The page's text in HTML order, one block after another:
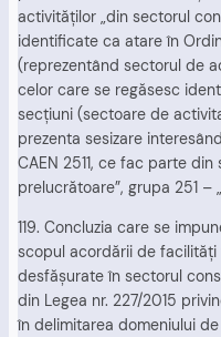
activităţilor „din sectorul
identificate ca atare în
(reprezentând sectorul de
celor care se regăsesc
secţiuni (sectoare de
prezenta sesizare
CAEN 2511, ce fac parte
prelucrătoare”, grupa 251 –
119. Concluzia care se
scopul acordării de
desfăşurate în sectorul
din Legea nr. 227/2015
în delimitarea domeniului